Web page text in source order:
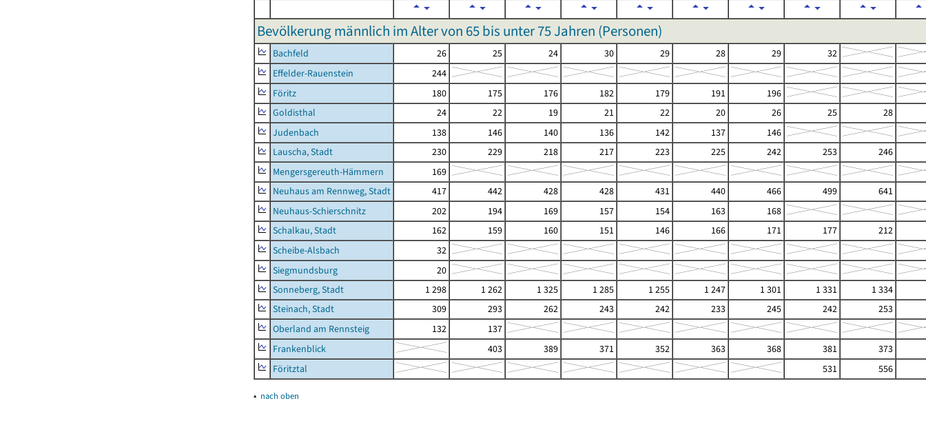
Bevölkerung männlich im Alter von 65 bis unter 75 Jahren (Personen)
Bachfeld 26 25 24 30 29 28 29
32
Effelder-Rauenstein
244
Föritz
180 175 176 182 179 191
196
Goldisthal
24 22 19 21 22 20 26 25
28
Judenbach
138 146 140 136 142 137
146
Lauscha, Stadt
230 229 218 217 223 225 242 253
246
Mengersgereuth-Hämmern
169
Neuhaus am Rennweg, Stadt
417 442 428 428 431 440 466 499
641
Neuhaus-Schierschnitz
202 194 169 157 154 163
168
Schalkau, Stadt
162 159 160 151 146 166 171 177
212
Scheibe-Alsbach
32
Siegmundsburg
20
Sonneberg, Stadt
1 298 1 262 1 325 1 285 1 255 1 247 1 301 1 331
1 334
Steinach, Stadt
309 293 262 243 242 233 245 242
253
Oberland am Rennsteig
132
137
Frankenblick
403 389 371 352 363 368 381
373
Föritztal
531 556
▴ nach oben